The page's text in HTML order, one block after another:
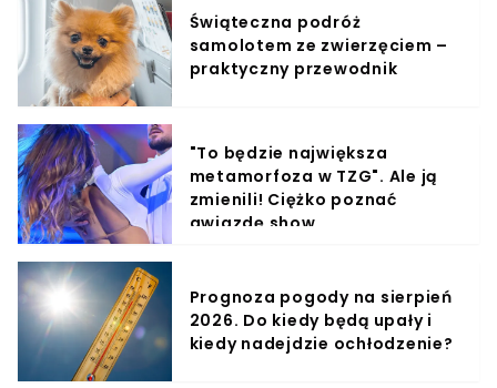
Świąteczna podróż
samolotem ze zwierzęciem –
praktyczny przewodnik
"To będzie największa
metamorfoza w TZG". Ale ją
zmienili! Ciężko poznać
gwiazdę show
Prognoza pogody na sierpień
2026. Do kiedy będą upały i
kiedy nadejdzie ochłodzenie?